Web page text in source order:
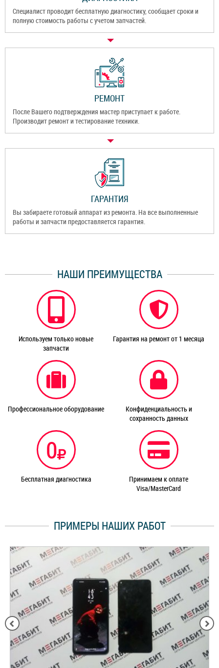
Специалист проводит бесплатную диагностику, сообщает сроки и
полную стоимость работы с учетом запчастей.
РЕМОНТ
После Вашего подтверждения мастер приступает к работе.
Производит ремонт и тестирование техники.
ГАРАНТИЯ
Вы забираете готовый аппарат из ремонта. На все выполненные
работы и запчасти предоставляется гарантия.
НАШИ ПРЕИМУЩЕСТВА
Используем только новые
запчасти
Гарантия на ремонт от 1 месяца
Профессиональное оборудование
Конфиденциальность и
сохранность данных
0
Бесплатная диагностика
Принимаем к оплате
Visa/MasterCard
ПРИМЕРЫ НАШИХ РАБОТ